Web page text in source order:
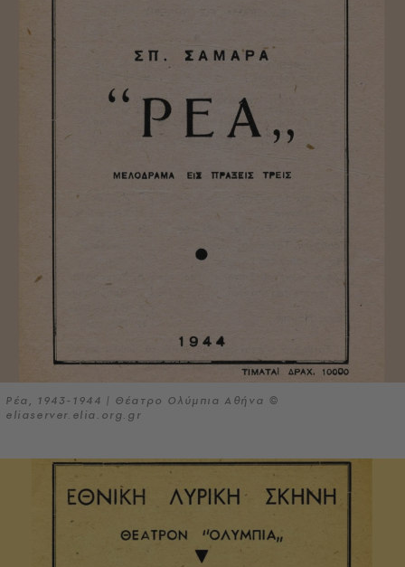
Ρέα, 1943-1944 | Θέατρο Ολύμπια Αθήνα ©
eliaserver.elia.org.gr